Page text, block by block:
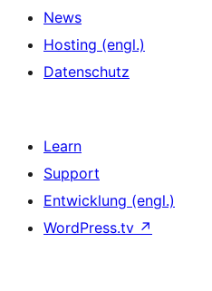
News
Hosting (engl.)
Datenschutz
Learn
Support
Entwicklung (engl.)
WordPress.tv ↗